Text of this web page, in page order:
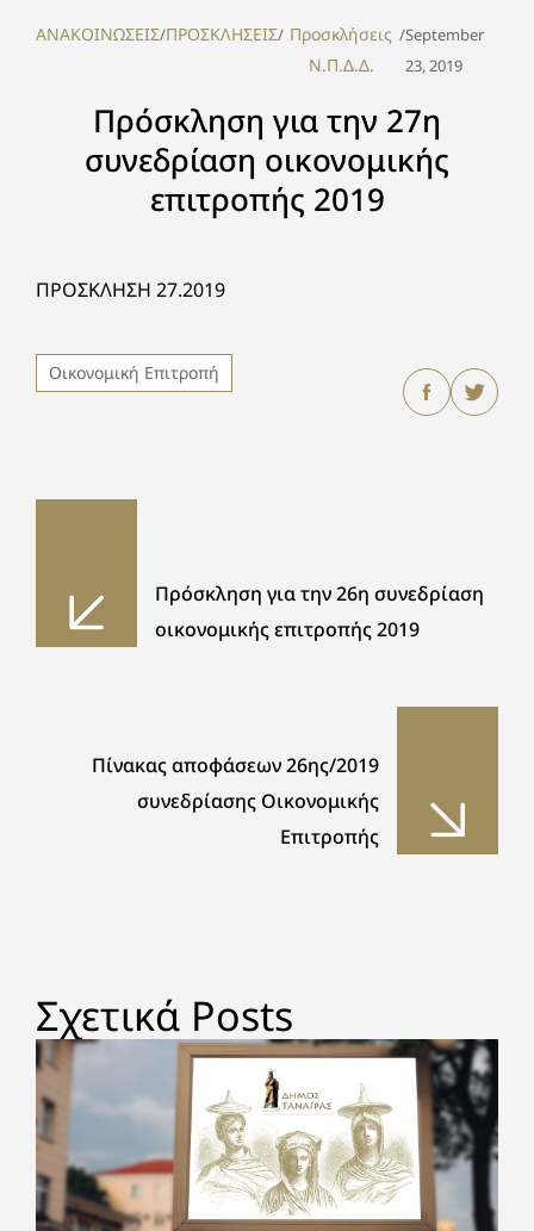
ΑΝΑΚΟΙΝΩΣΕΙΣ/ΠΡΟΣΚΛΗΣΕΙΣ/ Προσκλήσεις
Ν.Π.Δ.Δ.
/September
23, 2019
Πρόσκληση για την 27η
συνεδρίαση οικονομικής
επιτροπής 2019
ΠΡΟΣΚΛΗΣΗ 27.2019
Οικονομική Επιτροπή
Πρόσκληση για την 26η συνεδρίαση
οικονομικής επιτροπής 2019
Πίνακας αποφάσεων 26ης/2019
συνεδρίασης Οικονομικής
Επιτροπής
Σχετικά Posts